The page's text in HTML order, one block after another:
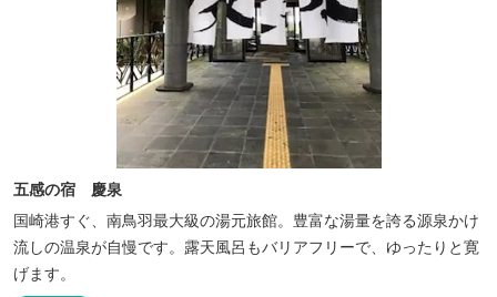
五感の宿 慶泉
国崎港すぐ、南鳥羽最大級の湯元旅館。豊富な湯量を誇る源泉かけ
流しの温泉が自慢です。露天風呂もバリアフリーで、ゆったりと寛
げます。